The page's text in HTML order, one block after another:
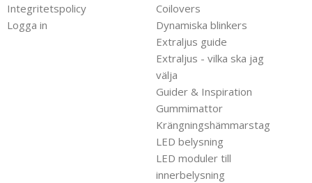
Integritetspolicy
Logga in
Coilovers
Dynamiska blinkers
Extraljus guide
Extraljus - vilka ska jag
välja
Guider & Inspiration
Gummimattor
Krängningshämmarstag
LED belysning
LED moduler till
innerbelysning